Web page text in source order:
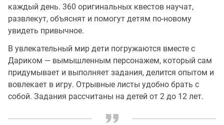
каждый день. 360 оригинальных квестов научат,
развлекут, объяснят и помогут детям по-новому
увидеть привычное.
В увлекательный мир дети погружаются вместе с
Дариком — вымышленным персонажем, который сам
придумывает и выполняет задания, делится опытом и
вовлекает в игру. Отрывные листы удобно брать с
собой. Задания рассчитаны на детей от 2 до 12 лет.